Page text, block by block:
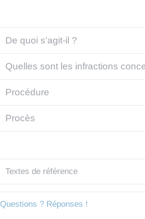
De quoi s'agit-il ?
Quelles sont les infractions
Procédure
Procès
Textes de référence
Questions ? Réponses !